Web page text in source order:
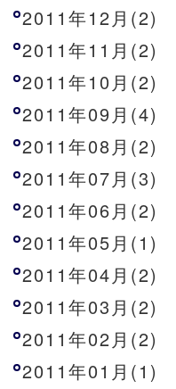
2011年12月(2)
2011年11月(2)
2011年10月(2)
2011年09月(4)
2011年08月(2)
2011年07月(3)
2011年06月(2)
2011年05月(1)
2011年04月(2)
2011年03月(2)
2011年02月(2)
2011年01月(1)